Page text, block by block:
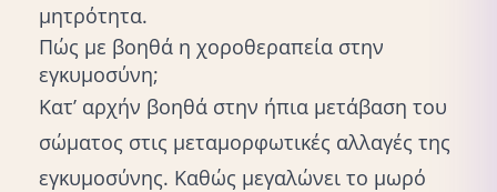
μητρότητα.
Πώς με βοηθά η χοροθεραπεία στην
εγκυμοσύνη;
Κατ’ αρχήν βοηθά στην ήπια μετάβαση του
σώματος στις μεταμορφωτικές αλλαγές της
εγκυμοσύνης. Καθώς μεγαλώνει το μωρό